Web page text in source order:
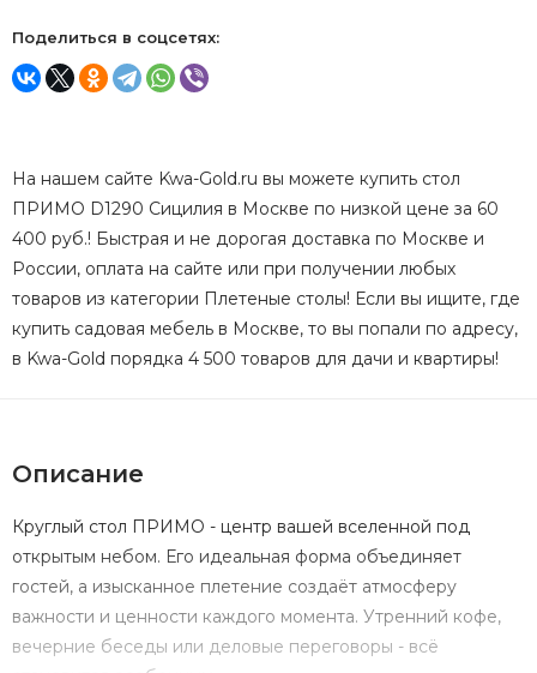
Поделиться в соцсетях:
На нашем сайте Kwa-Gold.ru вы можете купить стол
ПРИМО D1290 Сицилия в Москве по низкой цене за 60
400 руб.! Быстрая и не дорогая доставка по Москве и
России, оплата на сайте или при получении любых
товаров из категории Плетеные столы! Если вы ищите, где
купить садовая мебель в Москве, то вы попали по адресу,
в Kwa-Gold порядка 4 500 товаров для дачи и квартиры!
Описание
Круглый стол ПРИМО - центр вашей вселенной под
открытым небом. Его идеальная форма объединяет
гостей, а изысканное плетение создаёт атмосферу
важности и ценности каждого момента. Утренний кофе,
вечерние беседы или деловые переговоры - всё